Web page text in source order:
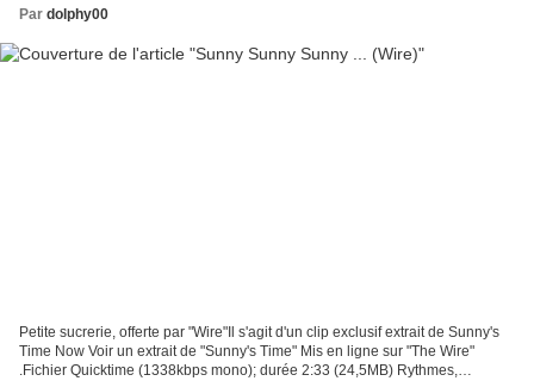
Par dolphy00
Petite sucrerie, offerte par "Wire"Il s'agit d'un clip exclusif extrait de Sunny's
Time Now Voir un extrait de "Sunny's Time" Mis en ligne sur "The Wire"
.Fichier Quicktime (1338kbps mono); durée 2:33 (24,5MB) Rythmes,